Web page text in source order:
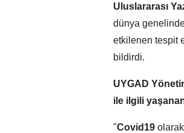
Uluslararası
dünya
etkilenen tespit
bildirdi.
UYGAD
ile ilgili
"Covid19